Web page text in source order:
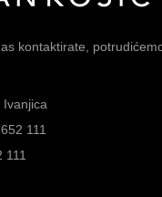
kontaktirate,
111
111